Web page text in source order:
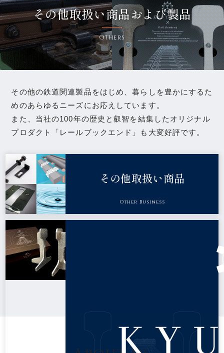
その他取扱い商品および製品
Others
その他の鉄道関連製品をはじめ、暮らしを豊かにするた
めのあらゆるニーズにお応えしています。
また、当社の100年の歴史と叡智を結集したオリジナル
プロダクト「レールブックエンド」も大変好評です。
その他取扱い商品
Other Business